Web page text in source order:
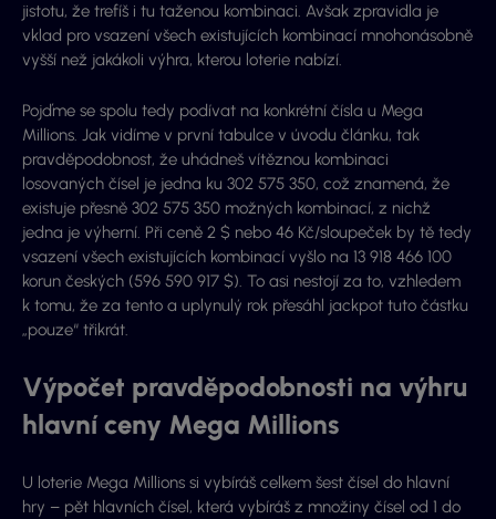
jistotu, že trefíš i tu taženou kombinaci. Avšak zpravidla je
vklad pro vsazení všech existujících kombinací mnohonásobně
vyšší než jakákoli výhra, kterou loterie nabízí.
Pojďme se spolu tedy podívat na konkrétní čísla u Mega
Millions. Jak vidíme v první tabulce v úvodu článku, tak
pravděpodobnost, že uhádneš vítěznou kombinaci
losovaných čísel je jedna ku 302 575 350, což znamená, že
existuje přesně 302 575 350 možných kombinací, z nichž
jedna je výherní. Při ceně 2 $ nebo 46 Kč/sloupeček by tě tedy
vsazení všech existujících kombinací vyšlo na 13 918 466 100
korun českých (596 590 917 $). To asi nestojí za to, vzhledem
k tomu, že za tento a uplynulý rok přesáhl jackpot tuto částku
„pouze“ třikrát.
Výpočet pravděpodobnosti na výhru
hlavní ceny Mega Millions
U loterie Mega Millions si vybíráš celkem šest čísel do hlavní
hry – pět hlavních čísel, která vybíráš z množiny čísel od 1 do